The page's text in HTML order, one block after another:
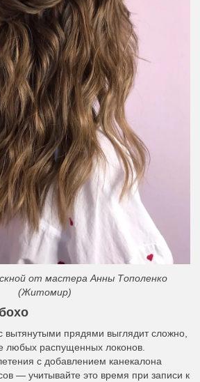
от мастера Анны Тополенко
(Житомир)
прядями выглядит сложно,
любых распущенных локонов.
с добавлением канекалона
— учитывайте это время при записи к